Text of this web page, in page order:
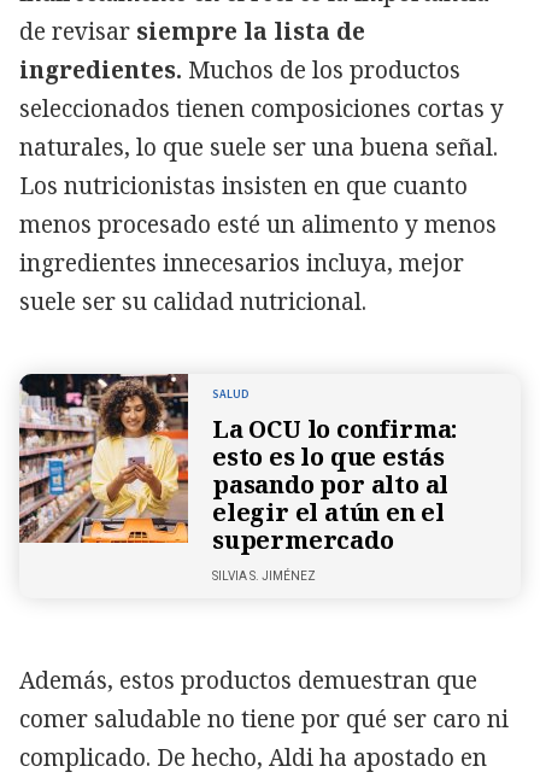
de revisar siempre la lista de
ingredientes. Muchos de los productos
seleccionados tienen composiciones cortas y
naturales, lo que suele ser una buena señal.
Los nutricionistas insisten en que cuanto
menos procesado esté un alimento y menos
ingredientes innecesarios incluya, mejor
suele ser su calidad nutricional.
SALUD
La OCU lo confirma:
esto es lo que estás
pasando por alto al
elegir el atún en el
supermercado
SILVIA S. JIMÉNEZ
Además, estos productos demuestran que
comer saludable no tiene por qué ser caro ni
complicado. De hecho, Aldi ha apostado en